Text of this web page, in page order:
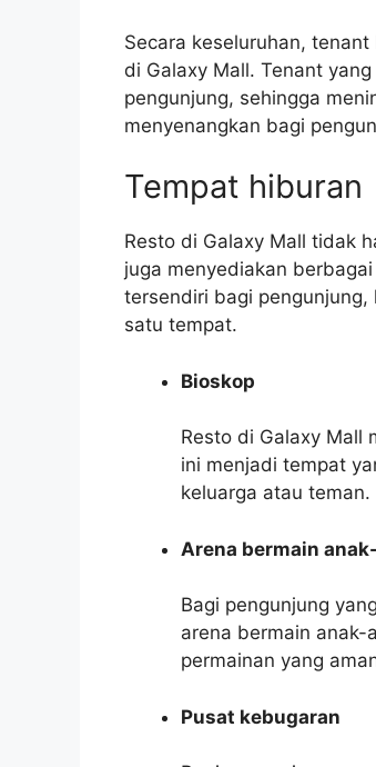
Secara keseluruhan,
di Galaxy Mall. Tenant
pengunjung, sehingga
menyenangkan bagi
Tempat hiburan
Resto di Galaxy Mall tidak
juga menyediakan
tersendiri bagi
satu tempat.
Bioskop
Resto di Galaxy Mall
ini menjadi tempat
keluarga atau teman.
Arena bermain
Bagi pengunjung
arena bermain anak-
permainan yang
Pusat kebugaran